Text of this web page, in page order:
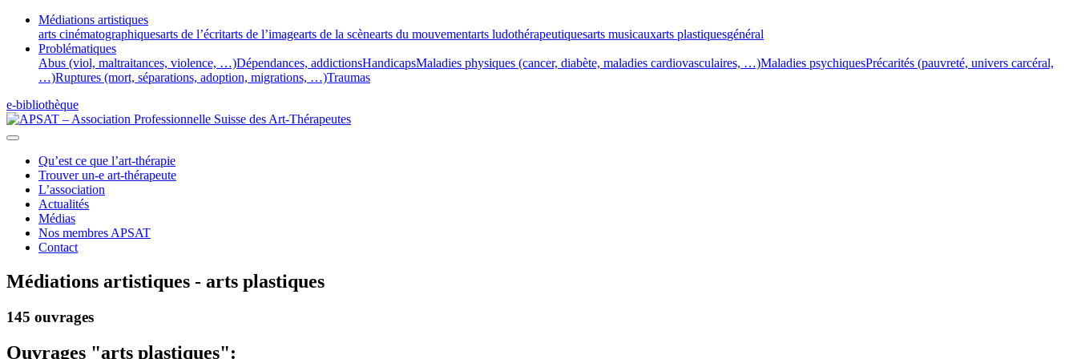
Médiations artistiques
arts cinématographiquesarts de l’écritarts de l’imagearts de la scènearts du mouvementarts ludothérapeutiquesarts musicauxarts plastiquesgénéral
Problématiques
Abus (viol, maltraitances, violence, …)Dépendances, addictionsHandicapsMaladies physiques (cancer, diabète, maladies cardiovasculaires, …)Maladies psychiquesPrécarités (pauvreté, univers carcéral,
…)Ruptures (mort, séparations, adoption, migrations, …)Traumas
e-bibliothèque
Qu’est ce que l’art-thérapie
Trouver un-e art-thérapeute
L’association
Actualités
Médias
Nos membres APSAT
Contact
Médiations artistiques - arts plastiques
145 ouvrages
Ouvrages "arts plastiques":